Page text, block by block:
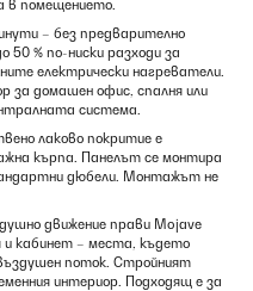
в помещението.
– без предварително
50 % по-ниски разходи за
електрически нагреватели.
за домашен офис, спалня или
система.
лаково покритие е
кърпа. Панелът се монтира
дюбели. Монтажът не
движение прави Mojave
и кабинет – места, където
поток. Стройният
интериор. Подходящ е за